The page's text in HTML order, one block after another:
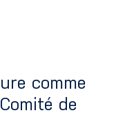
comme
de